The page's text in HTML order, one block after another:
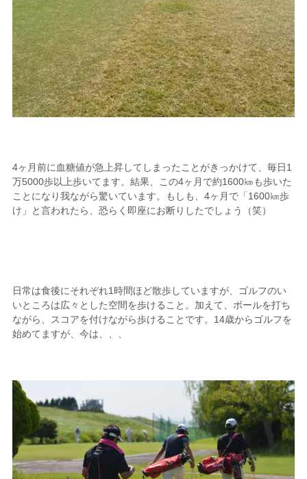
4ヶ月前に血糖値が急上昇してしまったことがきっかけて、毎日1
万5000歩以上歩いてます。結果、この4ヶ月で約1600㎞も歩いた
ことになり我ながら驚いています。もしも、4ヶ月で「1600㎞歩
け」と言われたら、恐らく即座にお断りしたでしょう（笑）
日常は食後にそれぞれ1時間ほど散歩していますが、ゴルフのい
いところは広々とした空間を歩けること。加えて、ボールを打ち
ながら、スコアを付けながら歩けることです。14歳からゴルフを
始めてますが、今は、、、